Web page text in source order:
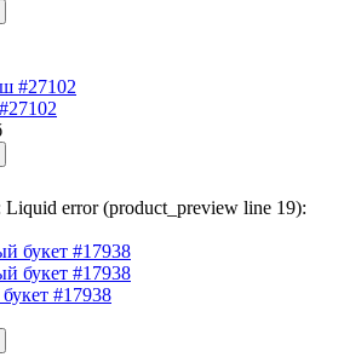
error (product_preview line 19):
#17938